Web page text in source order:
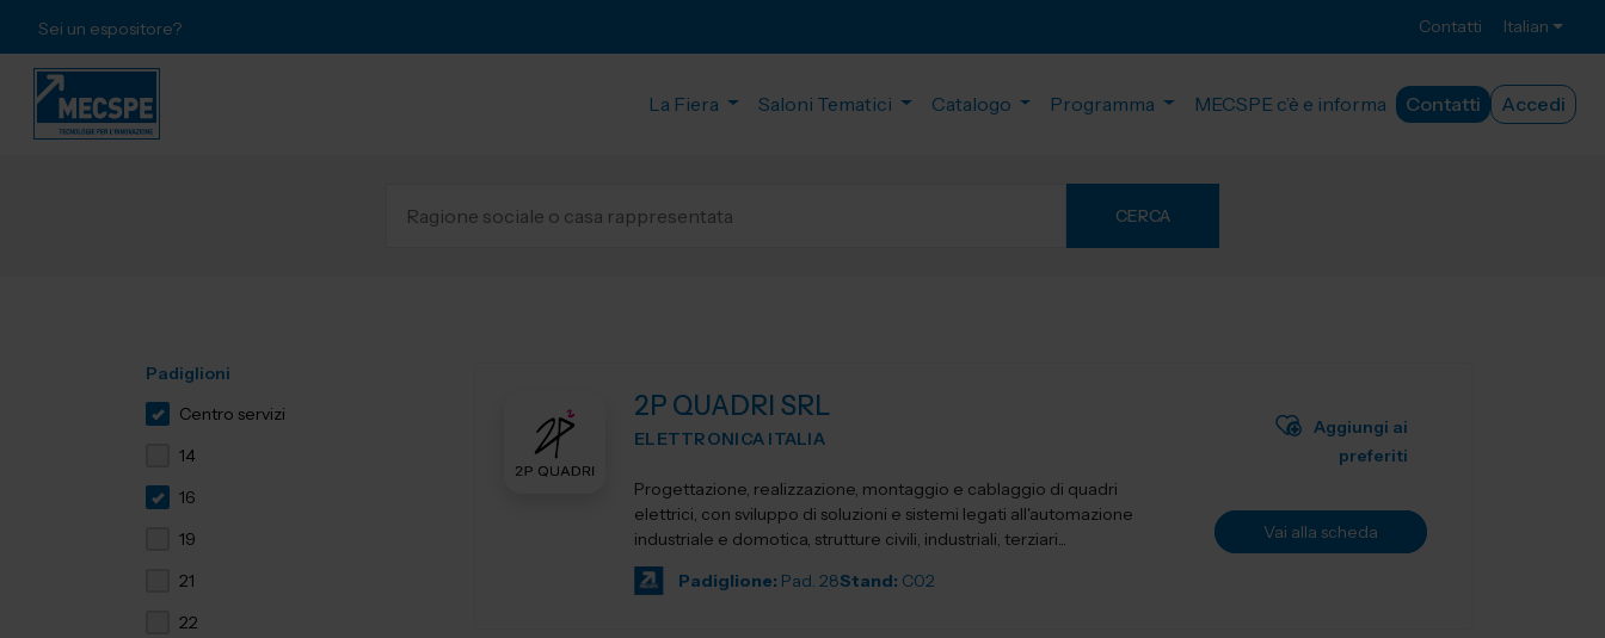
Sei un espositore? Contatti Italian
La Fiera Saloni Tematici Catalogo Programma MECSPE c’è e informa Contatti Accedi
CERCA
Padiglioni
Centro servizi
14
16
19
21
22
2P QUADRI SRL
ELETTRONICA ITALIA
Progettazione, realizzazione, montaggio e cablaggio di quadri
elettrici, con sviluppo di soluzioni e sistemi legati all'automazione
industriale e domotica, strutture civili, industriali, terziari...
Padiglione: Pad. 28Stand: C02
Aggiungi ai
preferiti
Vai alla scheda